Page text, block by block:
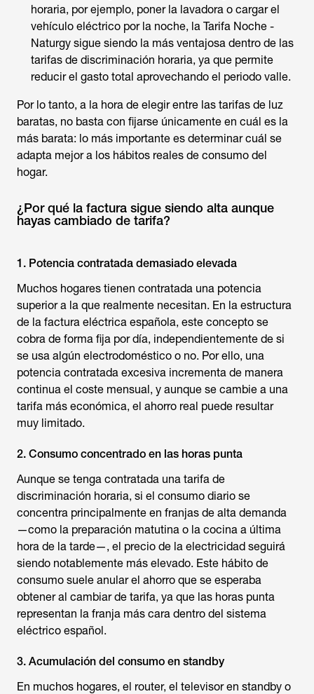
horaria, por ejemplo, poner la lavadora o cargar el
vehículo eléctrico por la noche, la Tarifa Noche -
Naturgy sigue siendo la más ventajosa dentro de las
tarifas de discriminación horaria, ya que permite
reducir el gasto total aprovechando el periodo valle.
Por lo tanto, a la hora de elegir entre las tarifas de luz
baratas, no basta con fijarse únicamente en cuál es la
más barata: lo más importante es determinar cuál se
adapta mejor a los hábitos reales de consumo del
hogar.
¿Por qué la factura sigue siendo alta aunque
hayas cambiado de tarifa?
1. Potencia contratada demasiado elevada
Muchos hogares tienen contratada una potencia
superior a la que realmente necesitan. En la estructura
de la factura eléctrica española, este concepto se
cobra de forma fija por día, independientemente de si
se usa algún electrodoméstico o no. Por ello, una
potencia contratada excesiva incrementa de manera
continua el coste mensual, y aunque se cambie a una
tarifa más económica, el ahorro real puede resultar
muy limitado.
2. Consumo concentrado en las horas punta
Aunque se tenga contratada una tarifa de
discriminación horaria, si el consumo diario se
concentra principalmente en franjas de alta demanda
—como la preparación matutina o la cocina a última
hora de la tarde—, el precio de la electricidad seguirá
siendo notablemente más elevado. Este hábito de
consumo suele anular el ahorro que se esperaba
obtener al cambiar de tarifa, ya que las horas punta
representan la franja más cara dentro del sistema
eléctrico español.
3. Acumulación del consumo en standby
En muchos hogares, el router, el televisor en standby o